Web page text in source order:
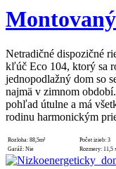
Netradičné dispozičné
kľúč Eco 104, ktorý sa
jednopodlažný dom so
najmä v zimnom
pohľad útulne a má
rodinu harmonickým
Rozloha: 88,5m² Počet izieb: 3
Garáž: Nie Rozmery: 11,5